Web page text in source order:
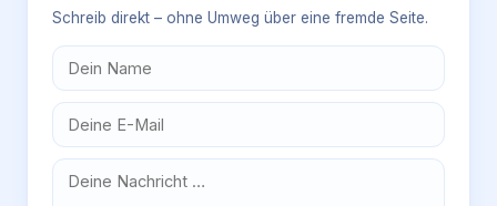
Schreib direkt – ohne Umweg über eine fremde Seite.